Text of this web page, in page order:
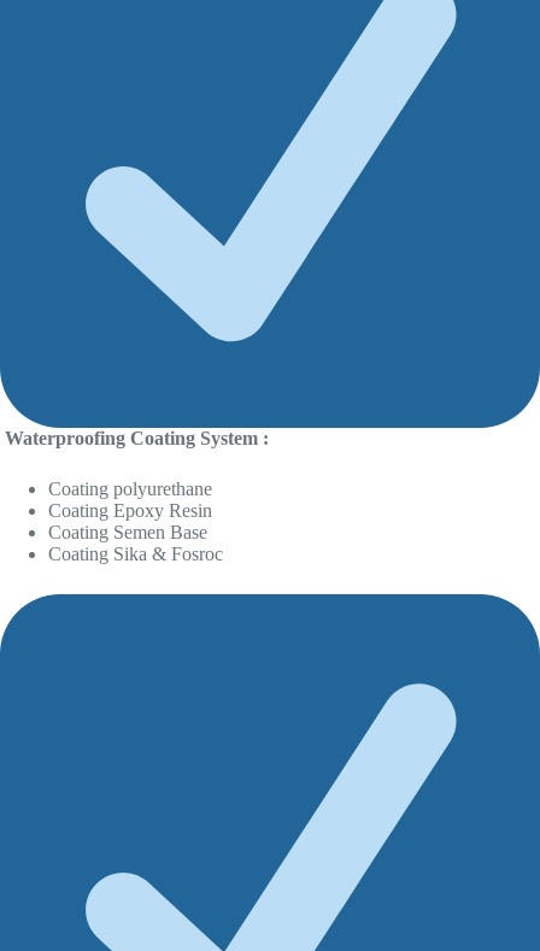
Waterproofing Coating System :
Coating polyurethane
Coating Epoxy Resin
Coating Semen Base
Coating Sika & Fosroc